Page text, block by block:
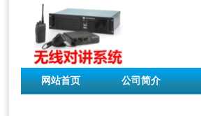
网站首页 公司简介